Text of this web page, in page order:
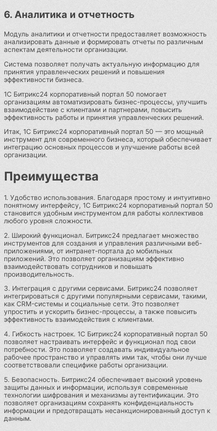
6. Аналитика и отчетность
Модуль аналитики и отчетности предоставляет возможность
анализировать данные и формировать отчеты по различным
аспектам деятельности организации.
Система позволяет получать актуальную информацию для
принятия управленческих решений и повышения
эффективности бизнеса.
1С Битрикс24 корпоративный портал 50 помогает
организациям автоматизировать бизнес-процессы, улучшить
взаимодействие с клиентами и партнерами, повысить
эффективность работы и принятия управленческих решений.
Итак, 1С Битрикс24 корпоративный портал 50 — это мощный
инструмент для современного бизнеса, который обеспечивает
интеграцию основных процессов и улучшение работы всей
организации.
Преимущества
1. Удобство использования. Благодаря простому и интуитивно
понятному интерфейсу, 1С Битрикс24 корпоративный портал 50
становится удобным инструментом для работы коллективов
любого уровня сложности.
2. Широкий функционал. Битрикс24 предлагает множество
инструментов для создания и управления различными веб-
приложениями, от интранет-портала до мобильных
приложений. Это позволяет организациям эффективно
взаимодействовать сотрудников и повышать
производительность.
3. Интеграция с другими сервисами. Битрикс24 позволяет
интегрироваться с другими популярными сервисами, такими,
как CRM-системы и социальные сети. Это позволяет
упростить и ускорить бизнес-процессы, а также повысить
эффективность взаимодействия с клиентами.
4. Гибкость настроек. 1С Битрикс24 корпоративный портал 50
позволяет настраивать интерфейс и функционал под свои
потребности. Это позволяет создавать индивидуальное
рабочее пространство и управлять ими так, чтобы они лучше
соответствовали специфике работы организации.
5. Безопасность. Битрикс24 обеспечивает высокий уровень
защиты данных и информации, используя современные
технологии шифрования и механизмы аутентификации. Это
позволяет организациям сохранять конфиденциальность
информации и предотвращать несанкционированный доступ к
данным.